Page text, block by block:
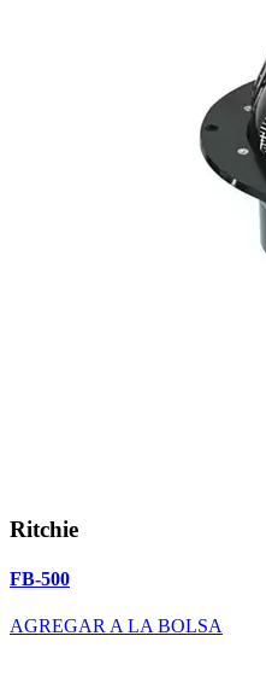
Ritchie
FB-500
AGREGAR A LA BOLSA